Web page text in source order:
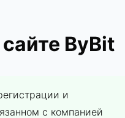
ByBit
и
с компанией